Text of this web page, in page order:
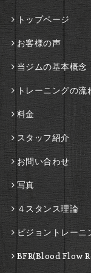
トップページ
お客様の声
当ジムの基本概念
トレーニングの流
料金
スタッフ紹介
お問い合わせ
写真
４スタンス理論
ビジョントレーニ
BFR(Blood Flow